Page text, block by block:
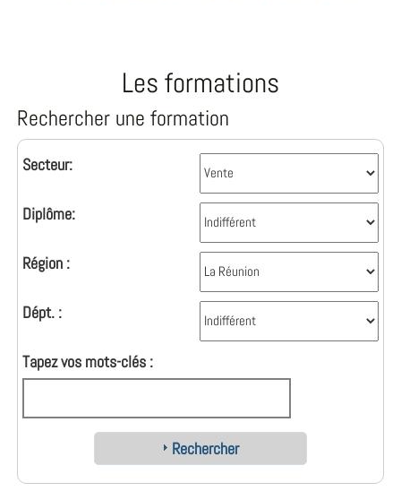
Les formations
Rechercher une formation
Secteur:
Diplôme:
Région :
Dépt. :
Tapez vos mots-clés :
Rechercher